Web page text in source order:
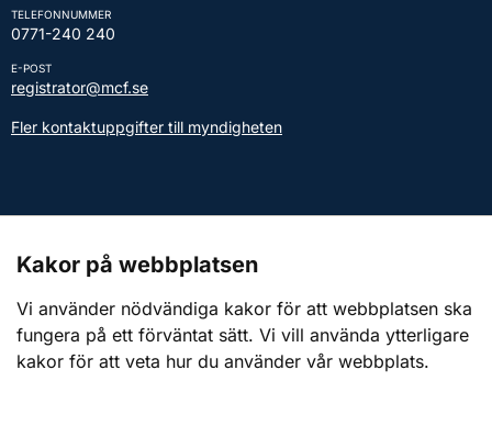
TELEFONNUMMER
0771-240 240
E-POST
registrator@mcf.se
Fler kontaktuppgifter till myndigheten
Webbplatsen
Om webbplatsen
Kakor på webbplatsen
Vi använder nödvändiga kakor för att webbplatsen ska
fungera på ett förväntat sätt. Vi vill använda ytterligare
kakor för att veta hur du använder vår webbplats.